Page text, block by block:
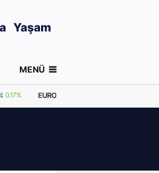
Yaşam
MENÜ
0.17% EURO